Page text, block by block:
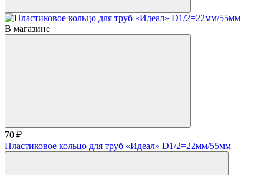
В магазине
70 ₽
Пластиковое кольцо для труб «Идеал» D1/2=22мм/55мм